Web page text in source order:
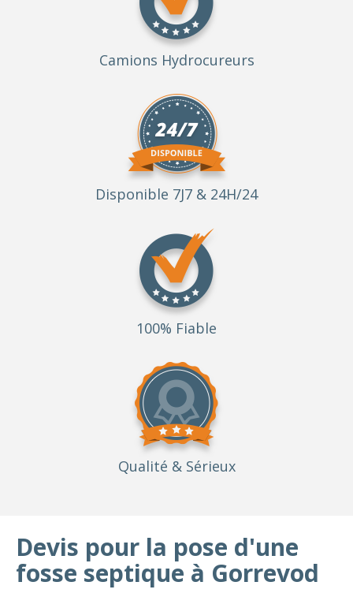
Camions Hydrocureurs
Disponible 7J7 & 24H/24
100% Fiable
Qualité & Sérieux
Devis pour la pose d'une
fosse septique à Gorrevod